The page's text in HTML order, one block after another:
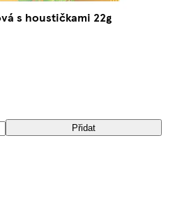
s houstičkami 22g
Přidat